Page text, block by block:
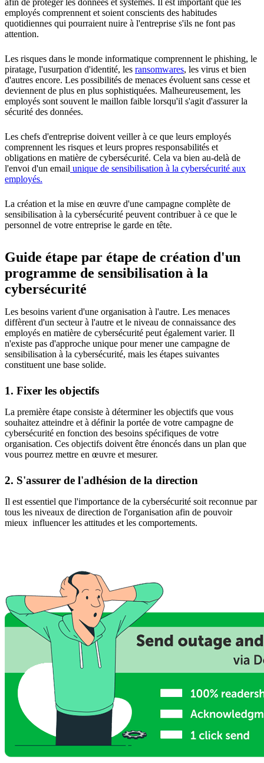
afin de protéger les données et systèmes. Il est important que les
employés comprennent et soient conscients des habitudes
quotidiennes qui pourraient nuire à l'entreprise s'ils ne font pas
attention.
Les risques dans le monde informatique comprennent le phishing, le
piratage, l'usurpation d'identité, les ransomwares, les virus et bien
d'autres encore. Les possibilités de menaces évoluent sans cesse et
deviennent de plus en plus sophistiquées. Malheureusement, les
employés sont souvent le maillon faible lorsqu'il s'agit d'assurer la
sécurité des données.
Les chefs d'entreprise doivent veiller à ce que leurs employés
comprennent les risques et leurs propres responsabilités et
obligations en matière de cybersécurité. Cela va bien au-delà de
l'envoi d'un email unique de sensibilisation à la cybersécurité aux
employés.
La création et la mise en œuvre d'une campagne complète de
sensibilisation à la cybersécurité peuvent contribuer à ce que le
personnel de votre entreprise le garde en tête.
Guide étape par étape de création d'un
programme de sensibilisation à la
cybersécurité
Les besoins varient d'une organisation à l'autre. Les menaces
diffèrent d'un secteur à l'autre et le niveau de connaissance des
employés en matière de cybersécurité peut également varier. Il
n'existe pas d'approche unique pour mener une campagne de
sensibilisation à la cybersécurité, mais les étapes suivantes
constituent une base solide.
1. Fixer les objectifs
La première étape consiste à déterminer les objectifs que vous
souhaitez atteindre et à définir la portée de votre campagne de
cybersécurité en fonction des besoins spécifiques de votre
organisation. Ces objectifs doivent être énoncés dans un plan que
vous pourrez mettre en œuvre et mesurer.
2. S'assurer de l'adhésion de la direction
Il est essentiel que l'importance de la cybersécurité soit reconnue par
tous les niveaux de direction de l'organisation afin de pouvoir
mieux influencer les attitudes et les comportements.